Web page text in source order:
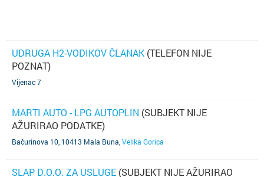
UDRUGA H2-VODIKOV ČLANAK (TELEFON NIJE
POZNAT)
Vijenac 7
MARTI AUTO - LPG AUTOPLIN (SUBJEKT NIJE
AŽURIRAO PODATKE)
Bačurinova 10, 10413 Mala Buna Velika Gorica
SLAP D.O.O. ZA USLUGE (SUBJEKT NIJE AŽURIRAO